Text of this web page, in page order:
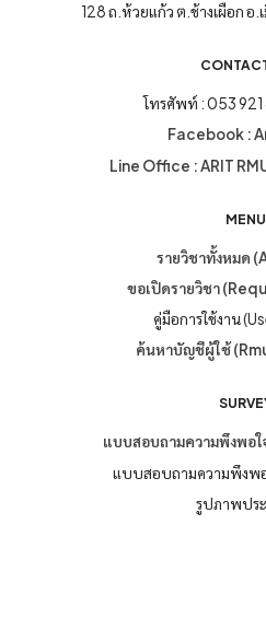
128 ถ.ห้วยแก้ว ต.ช้างเผือก อ
โทรศัพท์ : 053 921
Facebook :
Line Office : ARIT
MENU
รายวิชาทั้งหมด
ขอเปิดรายวิชา
คู่มือการใช้งาน
ค้นหาบัญชีผู้ใช้
แบบสอบถามความพึงพอใ
แบบสอบถามความพึงพ
รูปภาพปร